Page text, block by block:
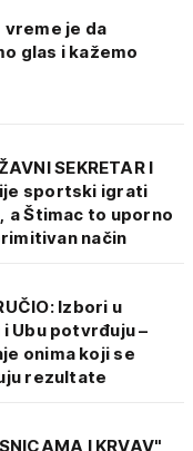
vreme je da
glas i kažemo
SEKRETAR I
sportski igrati
Štimac to uporno
način
Izbori u
Ubu potvrđuju –
onima koji se
rezultate
I KRVAV"